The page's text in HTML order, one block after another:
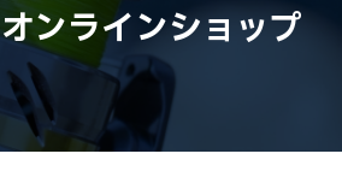
オンラインショップ